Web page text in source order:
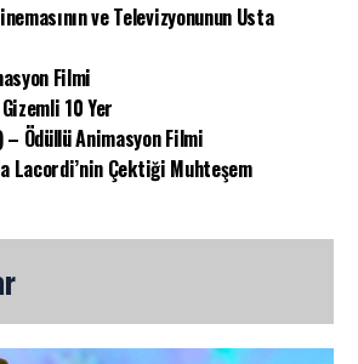
ve Televizyonunun Usta
Filmi
10 Yer
– Ödüllü Animasyon Filmi
Lacordi’nin Çektiği Muhteşem